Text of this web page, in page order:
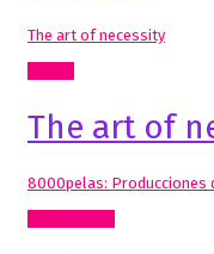
The art of necessity
The art of
8000pelas: Producciones